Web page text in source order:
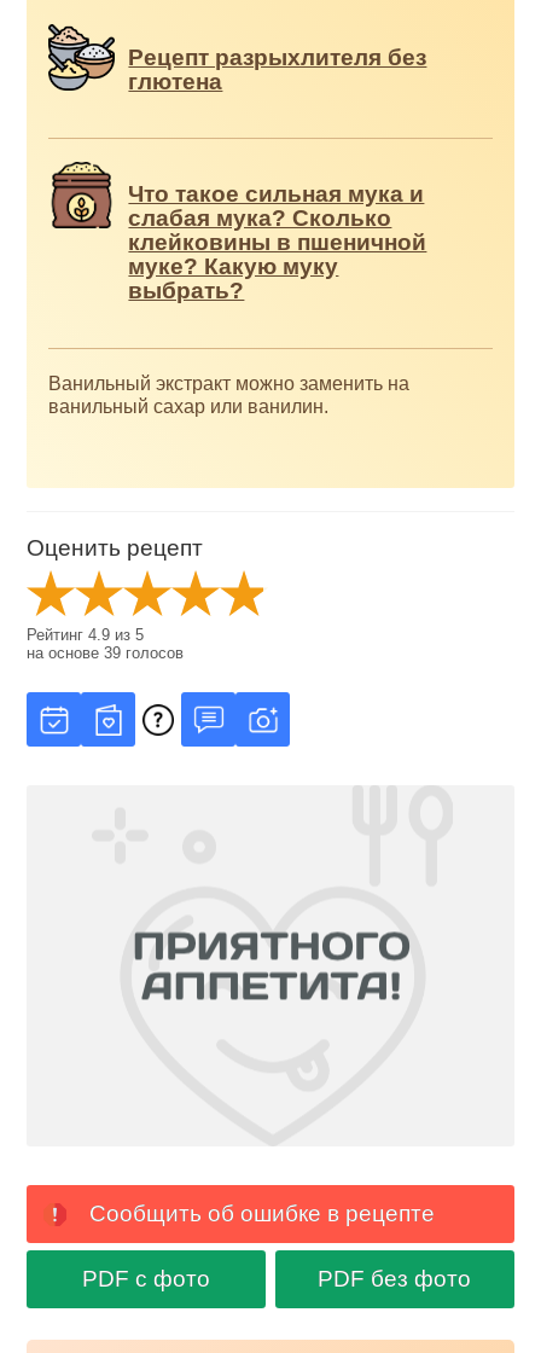
Рецепт разрыхлителя без
глютена
Что такое сильная мука и
слабая мука? Сколько
клейковины в пшеничной
муке? Какую муку
выбрать?
Ванильный экстракт можно заменить на
ванильный сахар или ванилин.
Оценить рецепт
Рейтинг4.9 из5
на основе39 голосов
Сообщить об ошибке в рецепте
PDF с фото PDF без фото